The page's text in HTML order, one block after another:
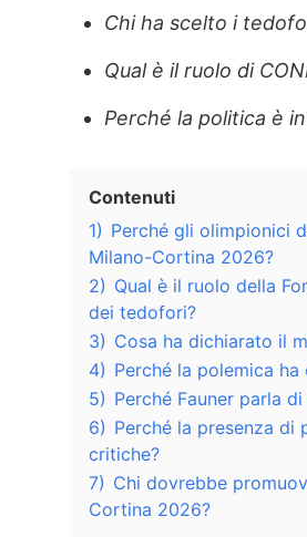
Chi ha scelto i
Qual è il ruolo di
Perché la politica è
Contenuti
1) Perché gli olimpionici
Milano-Cortina 2026?
2) Qual è il ruolo della
dei tedofori?
3) Cosa ha dichiarato il
4) Perché la polemica
5) Perché Fauner parla
6) Perché la presenza di
critiche?
7) Chi dovrebbe
Cortina 2026?